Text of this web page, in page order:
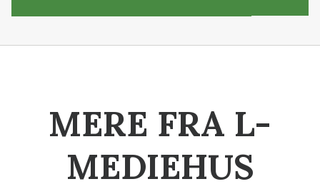
MERE FRA L-
MEDIEHUS